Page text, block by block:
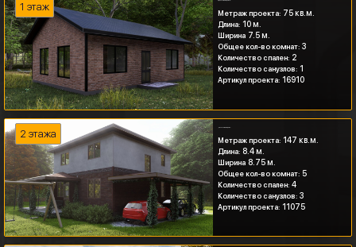
1 этаж
Метраж проекта: 75 кв.м.
Длина: 10 м.
Ширина 7.5 м.
Общее кол-во комнат: 3
Количество спален: 2
Количество санузлов: 1
Артикул проекта: 16910
2 этажа
Метраж проекта: 147 кв.м.
Длина: 8.4 м.
Ширина 8.75 м.
Общее кол-во комнат: 5
Количество спален: 4
Количество санузлов: 3
Артикул проекта: 11075